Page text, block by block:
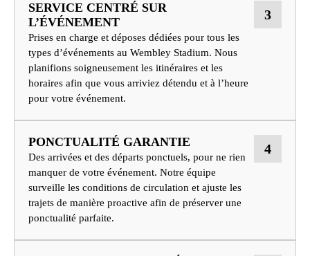
SERVICE CENTRÉ SUR
L’ÉVÉNEMENT
Prises en charge et déposes dédiées pour tous les
types d’événements au Wembley Stadium. Nous
planifions soigneusement les itinéraires et les
horaires afin que vous arriviez détendu et à l’heure
pour votre événement.
3
PONCTUALITÉ GARANTIE
Des arrivées et des départs ponctuels, pour ne rien
manquer de votre événement. Notre équipe
surveille les conditions de circulation et ajuste les
trajets de manière proactive afin de préserver une
ponctualité parfaite.
4